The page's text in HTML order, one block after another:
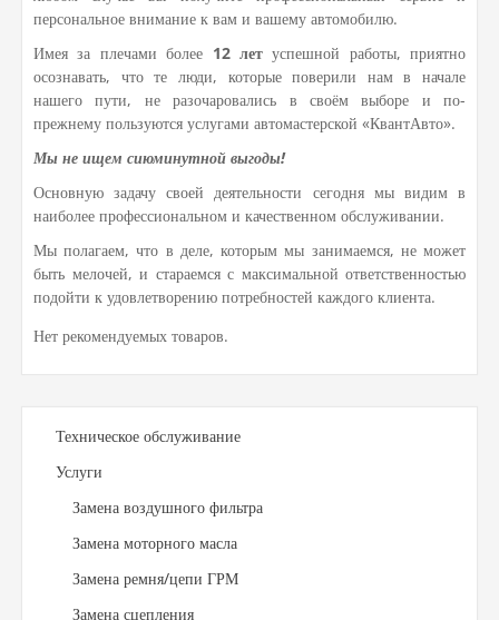
персональное внимание к вам и вашему автомобилю.
Имея за плечами более 12 летуспешной работы, приятно
осознавать, что те люди, которые поверили нам в начале
нашего пути, не разочаровались в своём выборе и по-
прежнему пользуются услугами автомастерской «КвантАвто».
Мы не ищем сиюминутной выгоды!
Основную задачу своей деятельности сегодня мы видим в
наиболее профессиональном и качественном обслуживании.
Мы полагаем, что в деле, которым мы занимаемся, не может
быть мелочей, и стараемся с максимальной ответственностью
подойти к удовлетворению потребностей каждого клиента.
Нет рекомендуемых товаров.
Техническое обслуживание
Услуги
Замена воздушного фильтра
Замена моторного масла
Замена ремня/цепи ГРМ
Замена сцепления